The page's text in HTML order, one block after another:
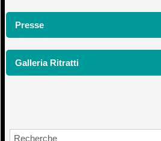
Presse
Galleria Ritratti